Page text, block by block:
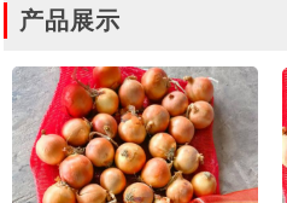
产品展示